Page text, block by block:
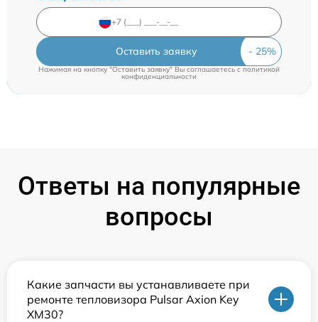
Оставить заявку
Нажимая на кнопку "Оставить заявку" Вы соглашаетесь cполитикой
конфиденциальности
Ответы на популярные
вопросы
Какие запчасти вы устанавливаете при
ремонте тепловизора Pulsar Axion Key
XM30?